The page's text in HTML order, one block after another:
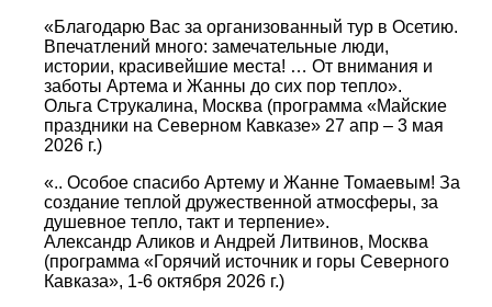
«Благодарю Вас за организованный тур в Осетию.
Впечатлений много: замечательные люди,
истории, красивейшие места! … От внимания и
заботы Артема и Жанны до сих пор тепло».
Ольга Струкалина, Москва (программа «Майские
праздники на Северном Кавказе» 27 апр – 3 мая
2026 г.)
«.. Особое спасибо Артему и Жанне Томаевым! За
создание теплой дружественной атмосферы, за
душевное тепло, такт и терпение».
Александр Аликов и Андрей Литвинов, Москва
(программа «Горячий источник и горы Северного
Кавказа», 1-6 октября 2026 г.)